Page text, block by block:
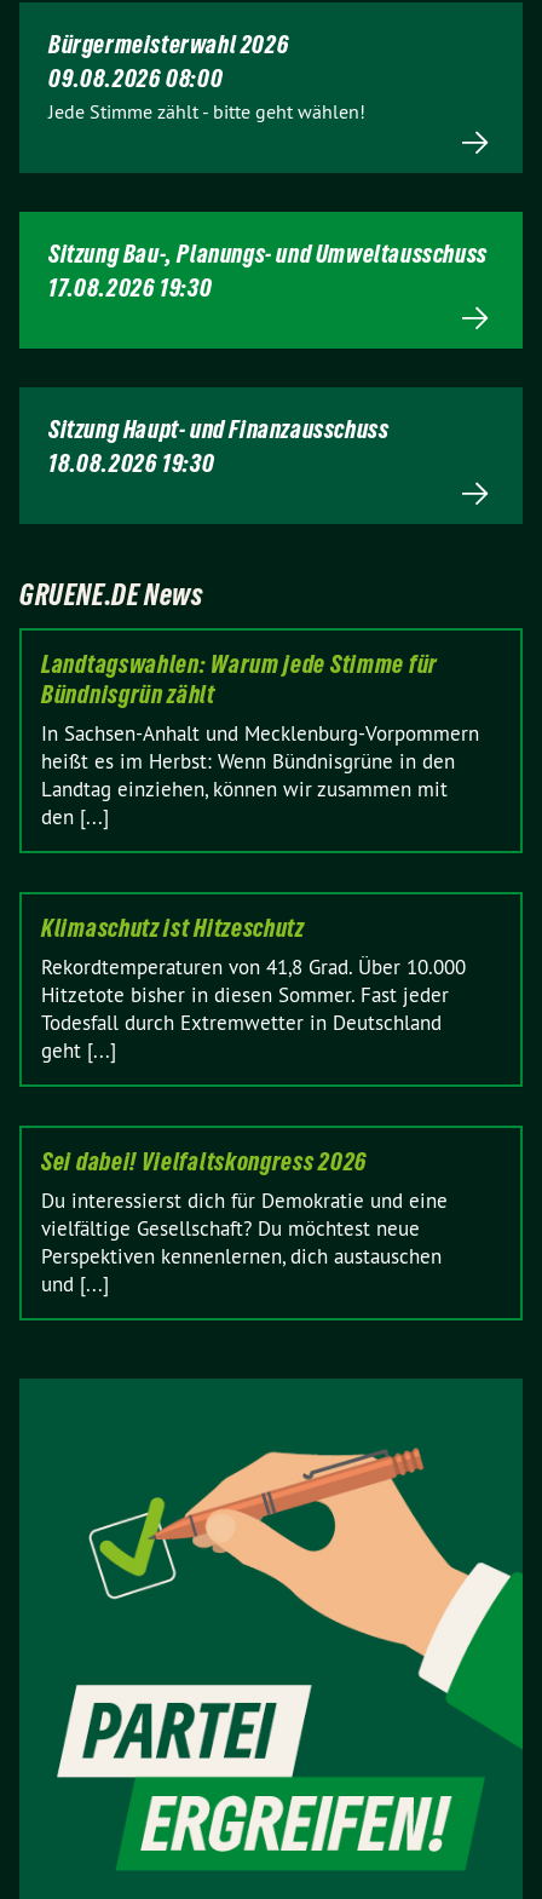
Bürgermeisterwahl 2026
09.08.2026 08:00
Jede Stimme zählt - bitte geht wählen!
Sitzung Bau-, Planungs- und Umweltausschuss
17.08.2026 19:30
Sitzung Haupt- und Finanzausschuss
18.08.2026 19:30
GRUENE.DE News
Landtagswahlen: Warum jede Stimme für
Bündnisgrün zählt
In Sachsen-Anhalt und Mecklenburg-Vorpommern
heißt es im Herbst: Wenn Bündnisgrüne in den
Landtag einziehen, können wir zusammen mit
den [...]
Klimaschutz ist Hitzeschutz
Rekordtemperaturen von 41,8 Grad. Über 10.000
Hitzetote bisher in diesen Sommer. Fast jeder
Todesfall durch Extremwetter in Deutschland
geht [...]
Sei dabei! Vielfaltskongress 2026
Du interessierst dich für Demokratie und eine
vielfältige Gesellschaft? Du möchtest neue
Perspektiven kennenlernen, dich austauschen
und [...]